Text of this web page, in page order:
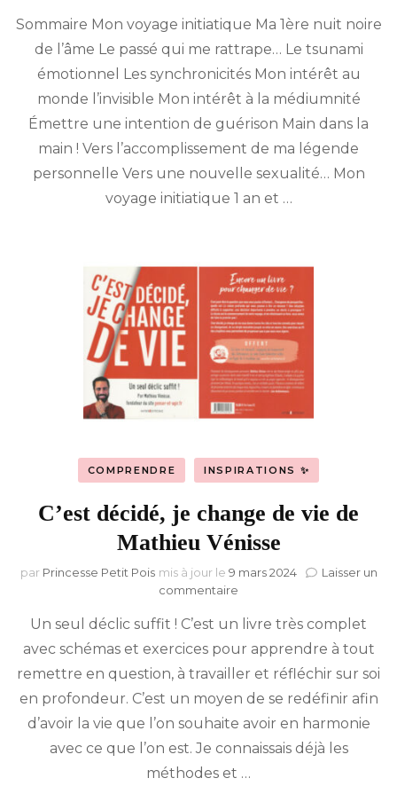
jumelles :
Mon
bilan
sur
mon
voyage
initiatique
(Partie
1/3)
Sommaire Mon voyage initiatique Ma 1ère nuit noire
de l’âme Le passé qui me rattrape… Le tsunami
émotionnel Les synchronicités Mon intérêt au
monde l’invisible Mon intérêt à la médiumnité
Émettre une intention de guérison Main dans la
main ! Vers l’accomplissement de ma légende
personnelle Vers une nouvelle sexualité… Mon
voyage initiatique 1 an et …
COMPRENDRE INSPIRATIONS ✨
C’est décidé, je change de vie de
Mathieu Vénisse
par Princesse Petit Pois mis à jour le 9 mars 2024
Laisser un
commentaire
décidé,
je
change
de
vie
Mathieu
Vénisse
Un seul déclic suffit ! C’est un livre très complet
avec schémas et exercices pour apprendre à tout
remettre en question, à travailler et réfléchir sur soi
en profondeur. C’est un moyen de se redéfinir afin
d’avoir la vie que l’on souhaite avoir en harmonie
avec ce que l’on est. Je connaissais déjà les
méthodes et …